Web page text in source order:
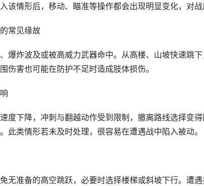
该情形后，移动、瞄准等操作都会出现明显变化，对战
常见缘故
爆炸波及或被高威力武器命中。从高楼、山坡快速跳
伤害也可能在防护不足时造成肢体损伤。
度下降，冲刺与翻越动作受到限制，撤离路线选择变
此类情形若未及时处理，很容易在遭遇战中陷入被动。
无准备的高空跳跃，必要时选择楼梯或斜坡下行。遭